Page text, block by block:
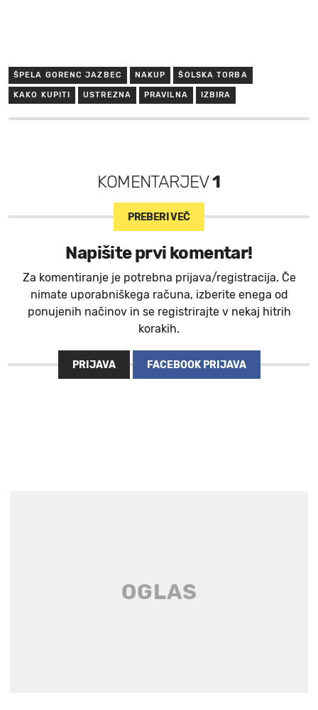
ŠPELA GORENC JAZBEC NAKUP ŠOLSKA TORBA
KAKO KUPITI USTREZNA PRAVILNA IZBIRA
KOMENTARJEV1
PREBERI VEČ
Napišite prvi komentar!
Za komentiranje je potrebna prijava/registracija. Če
nimate uporabniškega računa, izberite enega od
ponujenih načinov in se registrirajte v nekaj hitrih
korakih.
PRIJAVA FACEBOOK PRIJAVA